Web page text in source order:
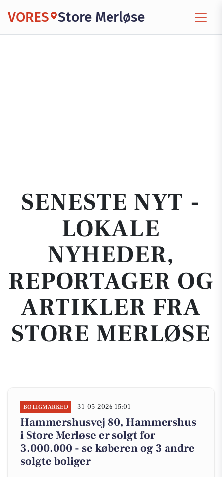
VORES Store Merløse
SENESTE NYT -
LOKALE
NYHEDER,
REPORTAGER OG
ARTIKLER FRA
STORE MERLØSE
BOLIGMARKED 31-05-2026 15:01
Hammershusvej 80, Hammershus
i Store Merløse er solgt for
3.000.000 - se køberen og 3 andre
solgte boliger